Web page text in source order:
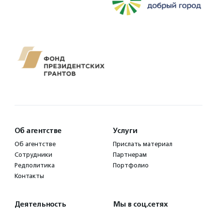
Об агентстве
Об агентстве
Сотрудники
Редполитика
Контакты
Услуги
Прислать материал
Партнерам
Портфолио
Деятельность Мы в соц.сетях